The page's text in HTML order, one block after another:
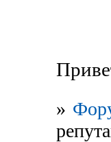
»